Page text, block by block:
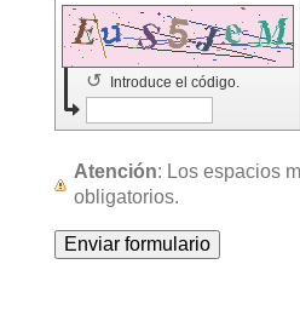
Introduce el código.
↺
Atención : Los espacios
obligatorios.